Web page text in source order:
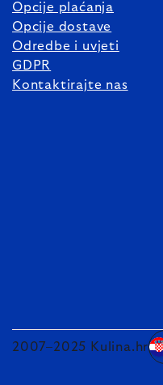
Opcije plaćanja
Opcije dostave
Odredbe i uvjeti
GDPR
Kontaktirajte nas
2007–2025 Kulina.hr